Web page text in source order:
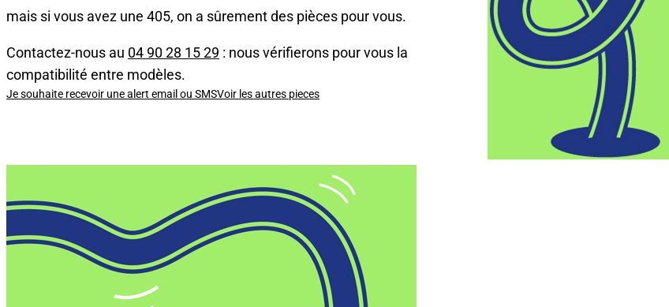
mais si vous avez une 405, on a sûrement des pièces pour vous.
Contactez-nous au 04 90 28 15 29 : nous vérifierons pour vous la
compatibilité entre modèles.
Je souhaite recevoir une alert email ou SMSVoir les autres pieces